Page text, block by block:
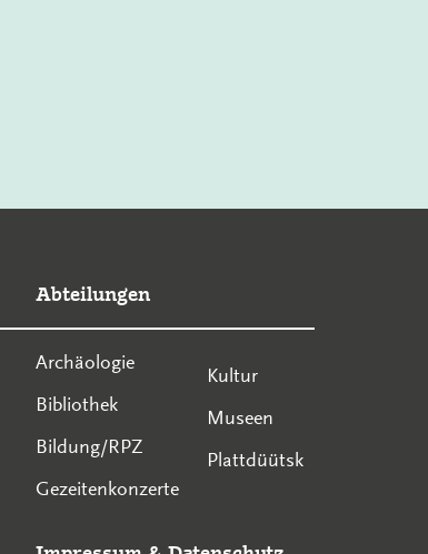
Abteilungen
Archäologie
Bibliothek
Bildung/RPZ
Gezeitenkonzerte
Kultur
Museen
Plattdüütsk